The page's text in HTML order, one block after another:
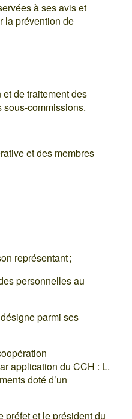
à ses avis et
la prévention de
de traitement des
commissions.
et des membres
représentant ;
personnelles au
parmi ses
application du CCH : L.
doté d’un
préfet et le président du